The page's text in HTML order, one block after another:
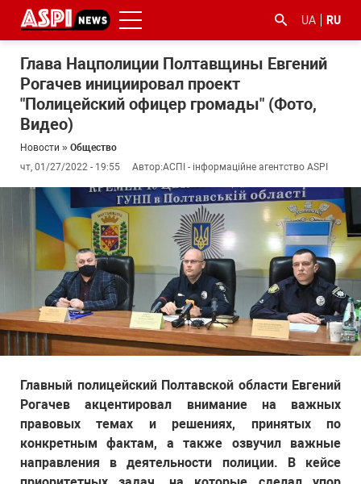
UA RU
Глава Нацполиции Полтавщины Евгений
Рогачев инициировал проект
"Полицейский офицер громады" (Фото,
Видео)
Новости » Общество
чт, 01/27/2022 - 19:55
Автор:АСПІ - інформаційне агентство ASPI
Главный полицейский Полтавской области Евгений
Рогачев акцентировал внимание на важных
правовых темах и решениях, принятых по
конкретным фактам, а также озвучил важные
направления в деятельности полиции. В кейсе
з
корупцією